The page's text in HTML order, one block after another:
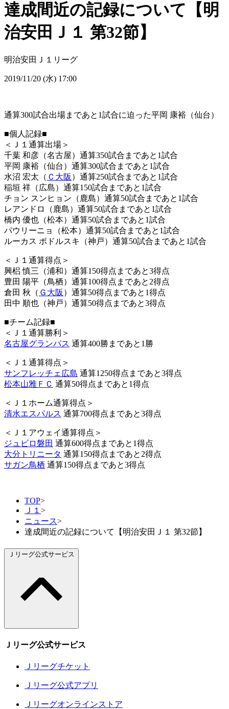
達成間近の記録について【明
治安田Ｊ１ 第32節】
明治安田Ｊ１リーグ
2019/11/20 (水) 17:00
通算300試合出場まであと1試合に迫った平岡 康裕（仙台）
■個人記録■
＜Ｊ１通算出場＞
千葉 和彦（名古屋）通算350試合まであと1試合
平岡 康裕（仙台）通算300試合まであと1試合
水沼 宏太（ Ｃ大阪 ）通算250試合まであと1試合
稲垣 祥（広島）通算150試合まであと1試合
チョン スンヒョン（鹿島）通算50試合まであと1試合
レアンドロ（鹿島）通算50試合まであと1試合
橋内 優也（松本）通算50試合まであと1試合
パウリーニョ（松本）通算50試合まであと1試合
ルーカス ポドルスキ（神戸）通算50試合まであと1試合
＜Ｊ１通算得点＞
興梠 慎三（浦和）通算150得点まであと3得点
豊田 陽平（鳥栖）通算100得点まであと2得点
倉田 秋（ Ｇ大阪 ）通算50得点まであと1得点
田中 順也（神戸）通算50得点まであと3得点
■チーム記録■
＜Ｊ１通算勝利＞
名古屋グランパス 通算400勝まであと1勝
＜Ｊ１通算得点＞
サンフレッチェ広島 通算1250得点まであと3得点
松本山雅ＦＣ 通算50得点まであと1得点
＜Ｊ１ホーム通算得点＞
清水エスパルス 通算700得点まであと3得点
＜Ｊ１アウェイ通算得点＞
ジュビロ磐田 通算600得点まであと1得点
大分トリニータ 通算150得点まであと2得点
サガン鳥栖 通算150得点まであと3得点
TOP>
Ｊ１ >
ニュース>
達成間近の記録について【明治安田Ｊ１ 第32節】
Ｊリーグ公式サービス
Ｊリーグ公式サービス
Ｊリーグチケット
Ｊリーグ公式アプリ
Ｊリーグオンラインストア